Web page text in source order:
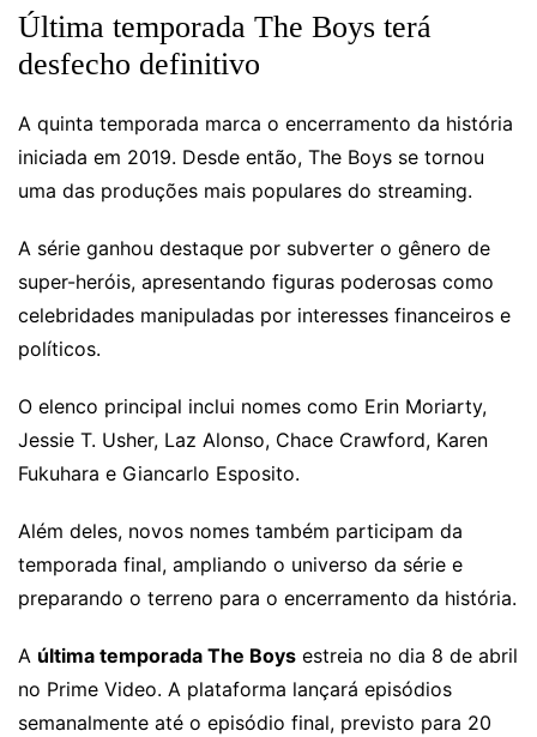
Última temporada The Boys terá
desfecho definitivo
A quinta temporada marca o encerramento da história
iniciada em 2019. Desde então, The Boys se tornou
uma das produções mais populares do streaming.
A série ganhou destaque por subverter o gênero de
super-heróis, apresentando figuras poderosas como
celebridades manipuladas por interesses financeiros e
políticos.
O elenco principal inclui nomes como Erin Moriarty,
Jessie T. Usher, Laz Alonso, Chace Crawford, Karen
Fukuhara e Giancarlo Esposito.
Além deles, novos nomes também participam da
temporada final, ampliando o universo da série e
preparando o terreno para o encerramento da história.
A última temporada The Boys estreia no dia 8 de abril
no Prime Video. A plataforma lançará episódios
semanalmente até o episódio final, previsto para 20